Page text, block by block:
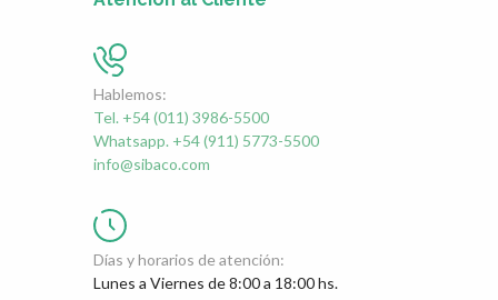
Hablemos:
Tel. +54 (011) 3986-5500
Whatsapp. +54 (911) 5773-5500
info@sibaco.com
Días y horarios de atención:
Lunes a Viernes de 8:00 a 18:00 hs.